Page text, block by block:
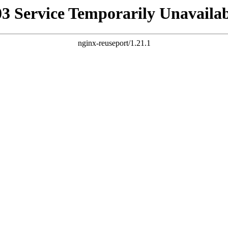
Service Temporarily
nginx-reuseport/1.21.1